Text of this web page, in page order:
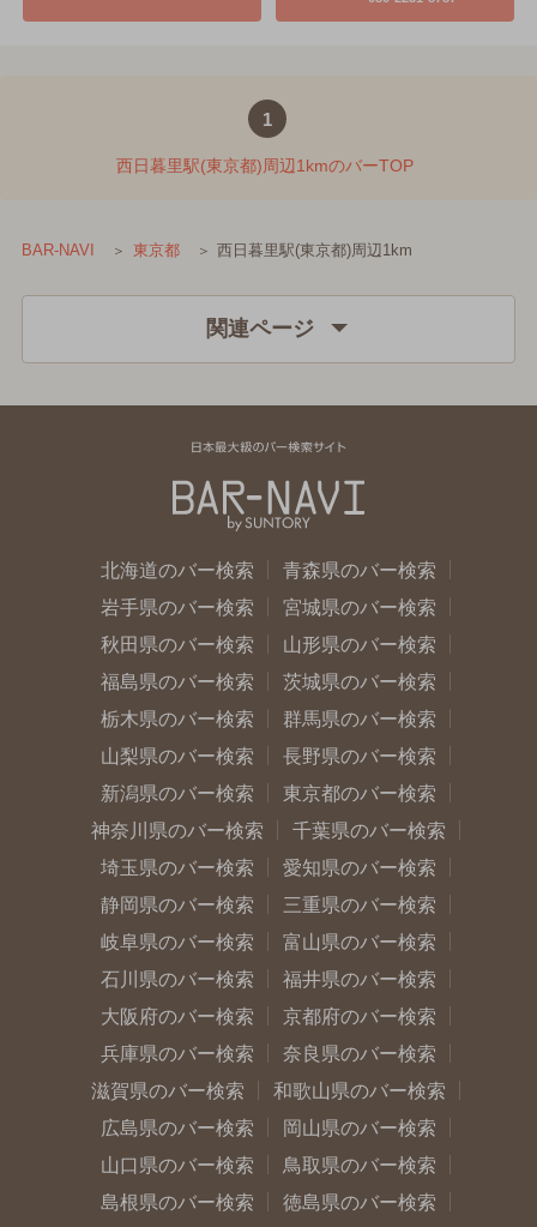
1
西日暮里駅(東京都)周辺1kmのバーTOP
BAR-NAVI 東京都 西日暮里駅(東京都)周辺1km
関連ページ
北海道のバー検索
青森県のバー検索
岩手県のバー検索
宮城県のバー検索
秋田県のバー検索
山形県のバー検索
福島県のバー検索
茨城県のバー検索
栃木県のバー検索
群馬県のバー検索
山梨県のバー検索
長野県のバー検索
新潟県のバー検索
東京都のバー検索
神奈川県のバー検索
千葉県のバー検索
埼玉県のバー検索
愛知県のバー検索
静岡県のバー検索
三重県のバー検索
岐阜県のバー検索
富山県のバー検索
石川県のバー検索
福井県のバー検索
大阪府のバー検索
京都府のバー検索
兵庫県のバー検索
奈良県のバー検索
滋賀県のバー検索
和歌山県のバー検索
広島県のバー検索
岡山県のバー検索
山口県のバー検索
鳥取県のバー検索
島根県のバー検索
徳島県のバー検索